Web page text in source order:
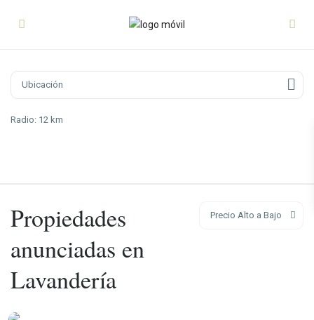
Radio: 12 km
Precio Alto a Bajo
Propiedades
anunciadas en
Lavandería